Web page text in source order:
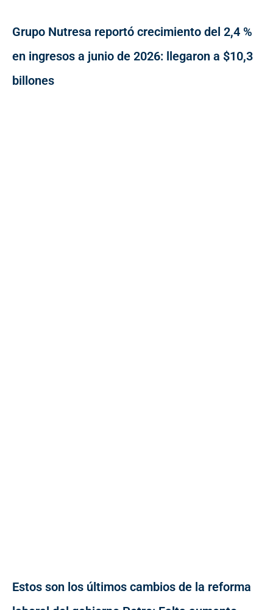
Grupo Nutresa reportó crecimiento del 2,4 %
en ingresos a junio de 2026: llegaron a $10,3
billones
Estos son los últimos cambios de la reforma